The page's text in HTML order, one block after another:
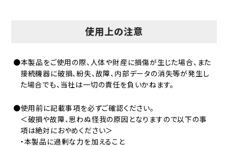
ト
使用上の注意
●本製品をご使用の際、人体や財産に損傷が生じた場合、また
接続機器に破損、紛失、故障、内部データの消失等が発生し
た場合でも、当社は一切の責任を負いかねます。
●使用前に記載事項を必ずご確認ください。
＜破損や故障、思わぬ怪我の原因となりますので以下の事
項は絶対におやめください＞
・本製品に過剰な力を加えること